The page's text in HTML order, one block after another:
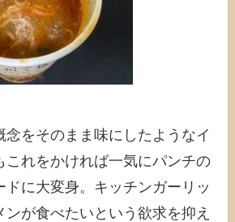
念をそのまま味にしたようなイ
これをかければ一気にパンチの
ドに大変身。キッチンガーリッ
ンが食べたいという欲求を抑え